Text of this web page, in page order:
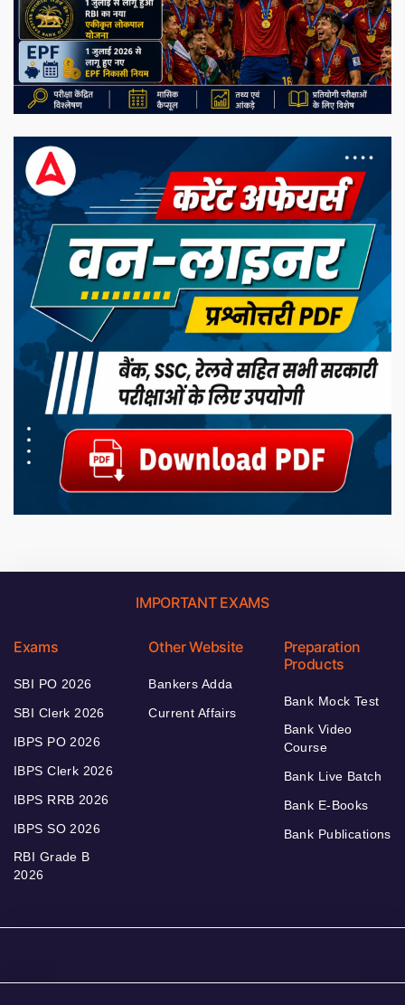
IMPORTANT EXAMS
Exams
SBI PO 2026
SBI Clerk 2026
IBPS PO 2026
IBPS Clerk 2026
IBPS RRB 2026
IBPS SO 2026
RBI Grade B
2026
Other Website
Bankers Adda
Current Affairs
Preparation
Products
Bank Mock Test
Bank Video
Course
Bank Live Batch
Bank E-Books
Bank Publications